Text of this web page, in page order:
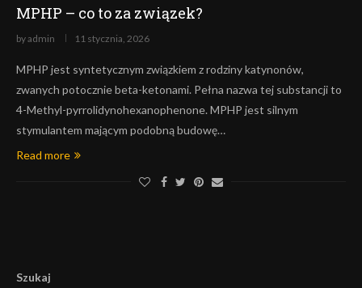
MPHP – co to za związek?
byadmin 11 stycznia, 2026
MPHP jest syntetycznym związkiem z rodziny katynonów,
zwanych potocznie beta-ketonami. Pełna nazwa tej substancji to
4-Methyl-pyrrolidynohexanophenone. MPHP jest silnym
stymulantem mającym podobną budowę…
Read more
Szukaj